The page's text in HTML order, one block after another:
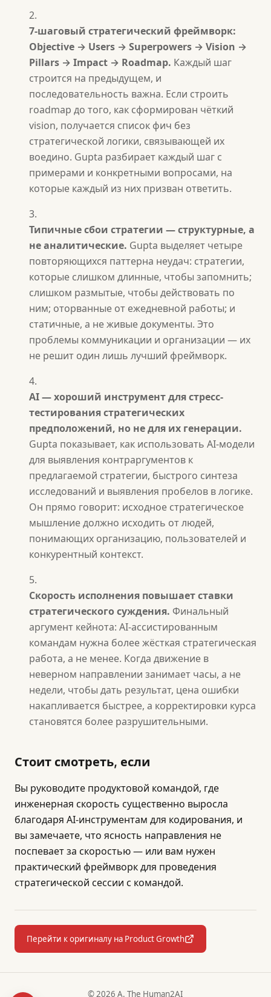
7-шаговый стратегический фреймворк:
Objective → Users → Superpowers → Vision →
Pillars → Impact → Roadmap. Каждый шаг
строится на предыдущем, и
последовательность важна. Если строить
roadmap до того, как сформирован чёткий
vision, получается список фич без
стратегической логики, связывающей их
воедино. Gupta разбирает каждый шаг с
примерами и конкретными вопросами, на
которые каждый из них призван ответить.
Типичные сбои стратегии — структурные, а
не аналитические. Gupta выделяет четыре
повторяющихся паттерна неудач: стратегии,
которые слишком длинные, чтобы запомнить;
слишком размытые, чтобы действовать по
ним; оторванные от ежедневной работы; и
статичные, а не живые документы. Это
проблемы коммуникации и организации — их
не решит один лишь лучший фреймворк.
AI — хороший инструмент для стресс-
тестирования стратегических
предположений, но не для их генерации.
Gupta показывает, как использовать AI-модели
для выявления контраргументов к
предлагаемой стратегии, быстрого синтеза
исследований и выявления пробелов в логике.
Он прямо говорит: исходное стратегическое
мышление должно исходить от людей,
понимающих организацию, пользователей и
конкурентный контекст.
Скорость исполнения повышает ставки
стратегического суждения. Финальный
аргумент кейнота: AI-ассистированным
командам нужна более жёсткая стратегическая
работа, а не менее. Когда движение в
неверном направлении занимает часы, а не
недели, чтобы дать результат, цена ошибки
накапливается быстрее, а корректировки курса
становятся более разрушительными.
Стоит смотреть, если
Вы руководите продуктовой командой, где
инженерная скорость существенно выросла
благодаря AI-инструментам для кодирования, и
вы замечаете, что ясность направления не
поспевает за скоростью — или вам нужен
практический фреймворк для проведения
стратегической сессии с командой.
Перейти к оригиналу на Product Growth
© 2026 A. The Human2AI